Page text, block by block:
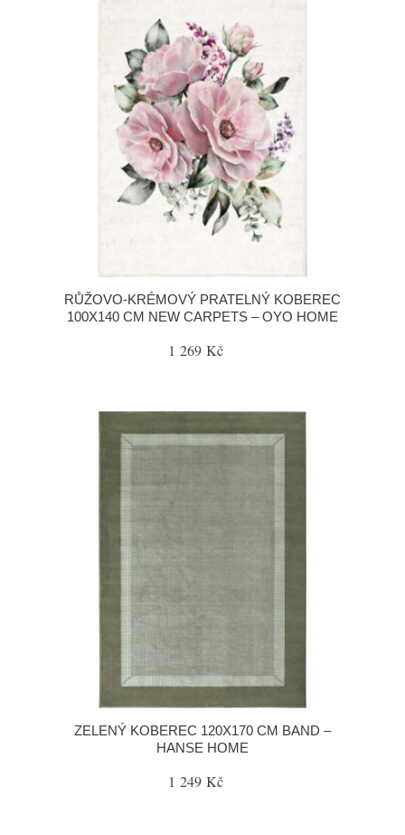
RŮŽOVO-KRÉMOVÝ PRATELNÝ KOBEREC
100X140 CM NEW CARPETS – OYO HOME
1 269 Kč
ZELENÝ KOBEREC 120X170 CM BAND –
HANSE HOME
1 249 Kč